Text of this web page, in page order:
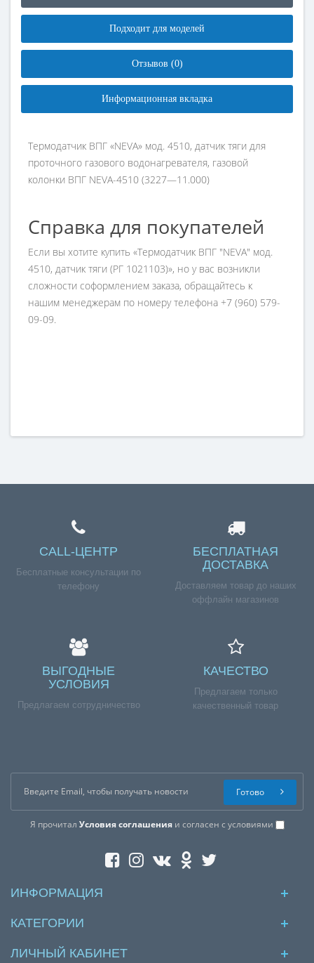
Подходит для моделей
Отзывов (0)
Информационная вкладка
Термодатчик ВПГ «NEVA» мод. 4510, датчик тяги для
проточного газового водонагревателя, газовой
колонки ВПГ NEVA-4510 (3227—11.000)
Справка для покупателей
Если вы хотите купить «Термодатчик ВПГ "NEVA" мод.
4510, датчик тяги (РГ 1021103)», но у вас возникли
сложности соформлением заказа, обращайтесь к
нашим менеджерам по номеру телефона +7 (960) 579-
09-09.
CALL-ЦЕНТР
Бесплатные консультации по
телефону
БЕСПЛАТНАЯ
ДОСТАВКА
Доставляем товар до наших
оффлайн магазинов
ВЫГОДНЫЕ
УСЛОВИЯ
Предлагаем сотрудничество
КАЧЕСТВО
Предлагаем только
качественный товар
Я прочитал Условия соглашенияи согласен с условиями
Готово
ИНФОРМАЦИЯ
КАТЕГОРИИ
ЛИЧНЫЙ КАБИНЕТ